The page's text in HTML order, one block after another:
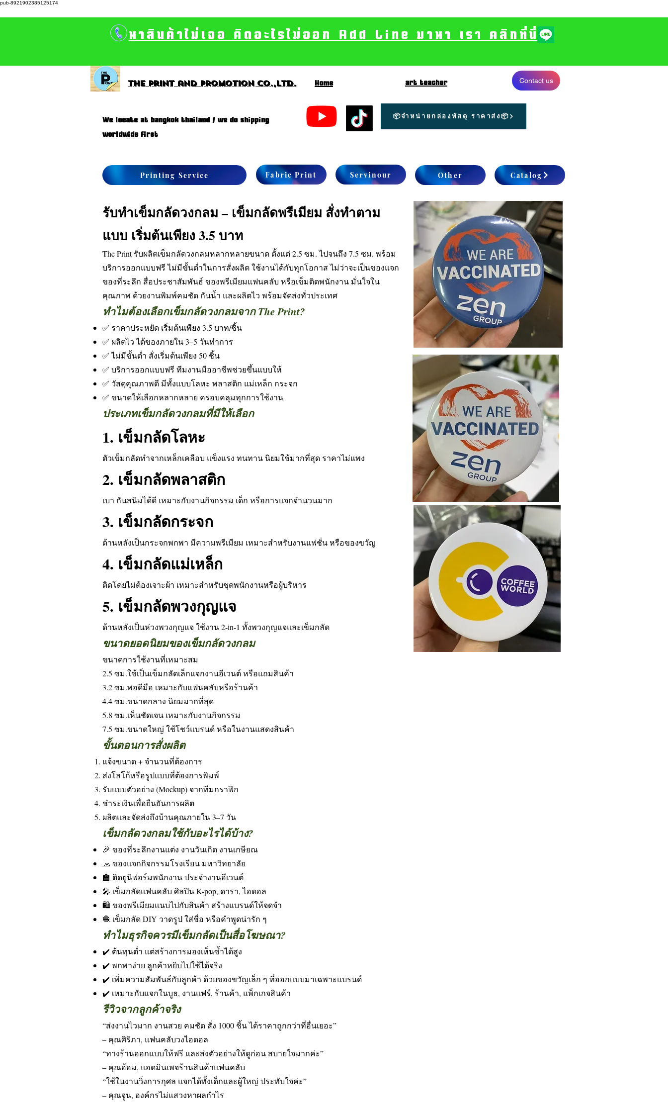
pub-8921902385125174
หาสินค้าไม่เจอ คิดอะไรไม่ออก Add Line มาหา เรา คลิกที่นี่
The print and promotion CO.,Ltd. Home art teacher Contact us
We locate at bangkok thailand / we do shipping
worldwide first
📦จำหน่ายกล่องพัสดุ ราคาส่ง📦
Printing Service Fabric Print Servinour Other Catalog
รับทำเข็มกลัดวงกลม – เข็มกลัดพรีเมียม สั่งทำตาม
แบบ เริ่มต้นเพียง 3.5 บาท
The Print รับผลิตเข็มกลัดวงกลมหลากหลายขนาด ตั้งแต่ 2.5 ซม. ไปจนถึง 7.5 ซม. พร้อม
บริการออกแบบฟรี ไม่มีขั้นต่ำในการสั่งผลิต ใช้งานได้กับทุกโอกาส ไม่ว่าจะเป็นของแจก
ของที่ระลึก สื่อประชาสัมพันธ์ ของพรีเมียมแฟนคลับ หรือเข็มติดพนักงาน มั่นใจใน
คุณภาพ ด้วยงานพิมพ์คมชัด กันน้ำ และผลิตไว พร้อมจัดส่งทั่วประเทศ
ทำไมต้องเลือกเข็มกลัดวงกลมจาก The Print?
✅ ราคาประหยัด เริ่มต้นเพียง 3.5 บาท/ชิ้น
✅ ผลิตไว ได้ของภายใน 3–5 วันทำการ
✅ ไม่มีขั้นต่ำ สั่งเริ่มต้นเพียง 50 ชิ้น
✅ บริการออกแบบฟรี ทีมงานมืออาชีพช่วยขึ้นแบบให้
✅ วัสดุคุณภาพดี มีทั้งแบบโลหะ พลาสติก แม่เหล็ก กระจก
✅ ขนาดให้เลือกหลากหลาย ครอบคลุมทุกการใช้งาน
ประเภทเข็มกลัดวงกลมที่มีให้เลือก
1. เข็มกลัดโลหะ
ตัวเข็มกลัดทำจากเหล็กเคลือบ แข็งแรง ทนทาน นิยมใช้มากที่สุด ราคาไม่แพง
2. เข็มกลัดพลาสติก
เบา กันสนิมได้ดี เหมาะกับงานกิจกรรม เด็ก หรือการแจกจำนวนมาก
3. เข็มกลัดกระจก
ด้านหลังเป็นกระจกพกพา มีความพรีเมียม เหมาะสำหรับงานแฟชั่น หรือของขวัญ
4. เข็มกลัดแม่เหล็ก
ติดโดยไม่ต้องเจาะผ้า เหมาะสำหรับชุดพนักงานหรือผู้บริหาร
5. เข็มกลัดพวงกุญแจ
ด้านหลังเป็นห่วงพวงกุญแจ ใช้งาน 2-in-1 ทั้งพวงกุญแจและเข็มกลัด
ขนาดยอดนิยมของเข็มกลัดวงกลม
ขนาดการใช้งานที่เหมาะสม
2.5 ซม.ใช้เป็นเข็มกลัดเล็กแจกงานอีเวนต์ หรือแถมสินค้า
3.2 ซม.พอดีมือ เหมาะกับแฟนคลับหรือร้านค้า
4.4 ซม.ขนาดกลาง นิยมมากที่สุด
5.8 ซม.เห็นชัดเจน เหมาะกับงานกิจกรรม
7.5 ซม.ขนาดใหญ่ ใช้โชว์แบรนด์ หรือในงานแสดงสินค้า
ขั้นตอนการสั่งผลิต
แจ้งขนาด + จำนวนที่ต้องการ
ส่งโลโก้หรือรูปแบบที่ต้องการพิมพ์
รับแบบตัวอย่าง (Mockup) จากทีมกราฟิก
ชำระเงินเพื่อยืนยันการผลิต
ผลิตและจัดส่งถึงบ้านคุณภายใน 3–7 วัน
เข็มกลัดวงกลมใช้กับอะไรได้บ้าง?
🎉 ของที่ระลึกงานแต่ง งานวันเกิด งานเกษียณ
🧢 ของแจกกิจกรรมโรงเรียน มหาวิทยาลัย
🏫 ติดยูนิฟอร์มพนักงาน ประจำงานอีเวนต์
🎤 เข็มกลัดแฟนคลับ ศิลปิน K-pop, ดารา, ไอดอล
🛍️ ของพรีเมียมแนบไปกับสินค้า สร้างแบรนด์ให้จดจำ
🧶 เข็มกลัด DIY วาดรูป ใส่ชื่อ หรือคำพูดน่ารัก ๆ
ทำไมธุรกิจควรมีเข็มกลัดเป็นสื่อโฆษณา?
✔️ ต้นทุนต่ำ แต่สร้างการมองเห็นซ้ำได้สูง
✔️ พกพาง่าย ลูกค้าหยิบไปใช้ได้จริง
✔️ เพิ่มความสัมพันธ์กับลูกค้า ด้วยของขวัญเล็ก ๆ ที่ออกแบบมาเฉพาะแบรนด์
✔️ เหมาะกับแจกในบูธ, งานแฟร์, ร้านค้า, แพ็กเกจสินค้า
รีวิวจากลูกค้าจริง
“ส่งงานไวมาก งานสวย คมชัด สั่ง 1000 ชิ้น ได้ราคาถูกกว่าที่อื่นเยอะ”
– คุณศิริภา, แฟนคลับวงไอดอล
“ทางร้านออกแบบให้ฟรี และส่งตัวอย่างให้ดูก่อน สบายใจมากค่ะ”
– คุณอ้อม, แอดมินเพจร้านสินค้าแฟนคลับ
“ใช้ในงานวิ่งการกุศล แจกได้ทั้งเด็กและผู้ใหญ่ ประทับใจค่ะ”
– คุณจูน, องค์กรไม่แสวงหาผลกำไร